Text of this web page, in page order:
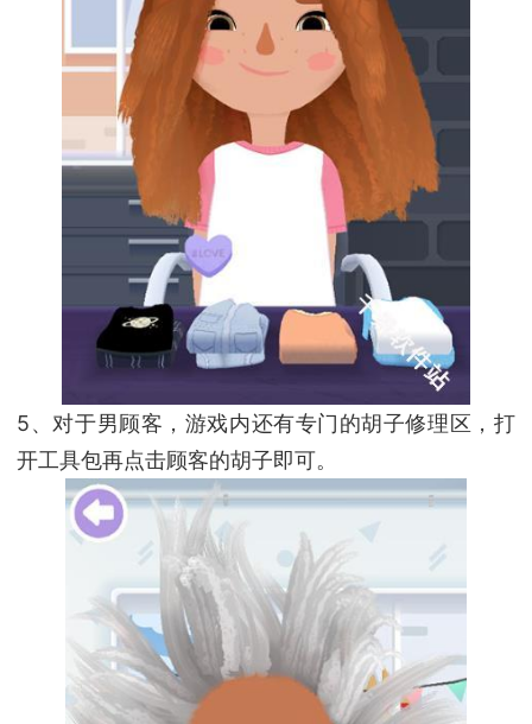
5、对于男顾客，游戏内还有专门的胡子修理区，打
开工具包再点击顾客的胡子即可。